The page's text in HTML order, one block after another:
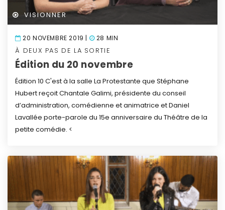
VISIONNER
20 NOVEMBRE 2019 | 28 MIN
À DEUX PAS DE LA SORTIE
Édition du 20 novembre
Édition 10 C'est à la salle La Protestante que Stéphane
Hubert reçoit Chantale Galimi, présidente du conseil
d’administration, comédienne et animatrice et Daniel
Lavallée porte-parole du 15e anniversaire du Théâtre de la
petite comédie. <